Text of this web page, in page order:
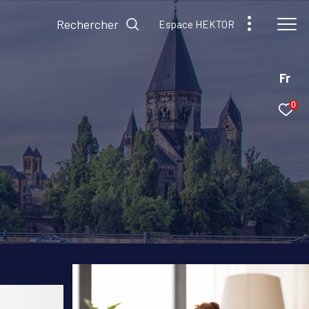
Fr
0
Rechercher Espace HEKTOR